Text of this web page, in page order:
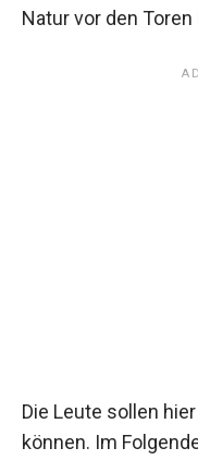
Natur vor den
Die Leute sollen
können. Im